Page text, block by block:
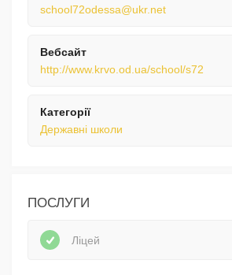
school72odessa@ukr.net
Вебсайт
http://www.krvo.od.ua/school/s72
Категорії
Державні школи
ПОСЛУГИ
Ліцей